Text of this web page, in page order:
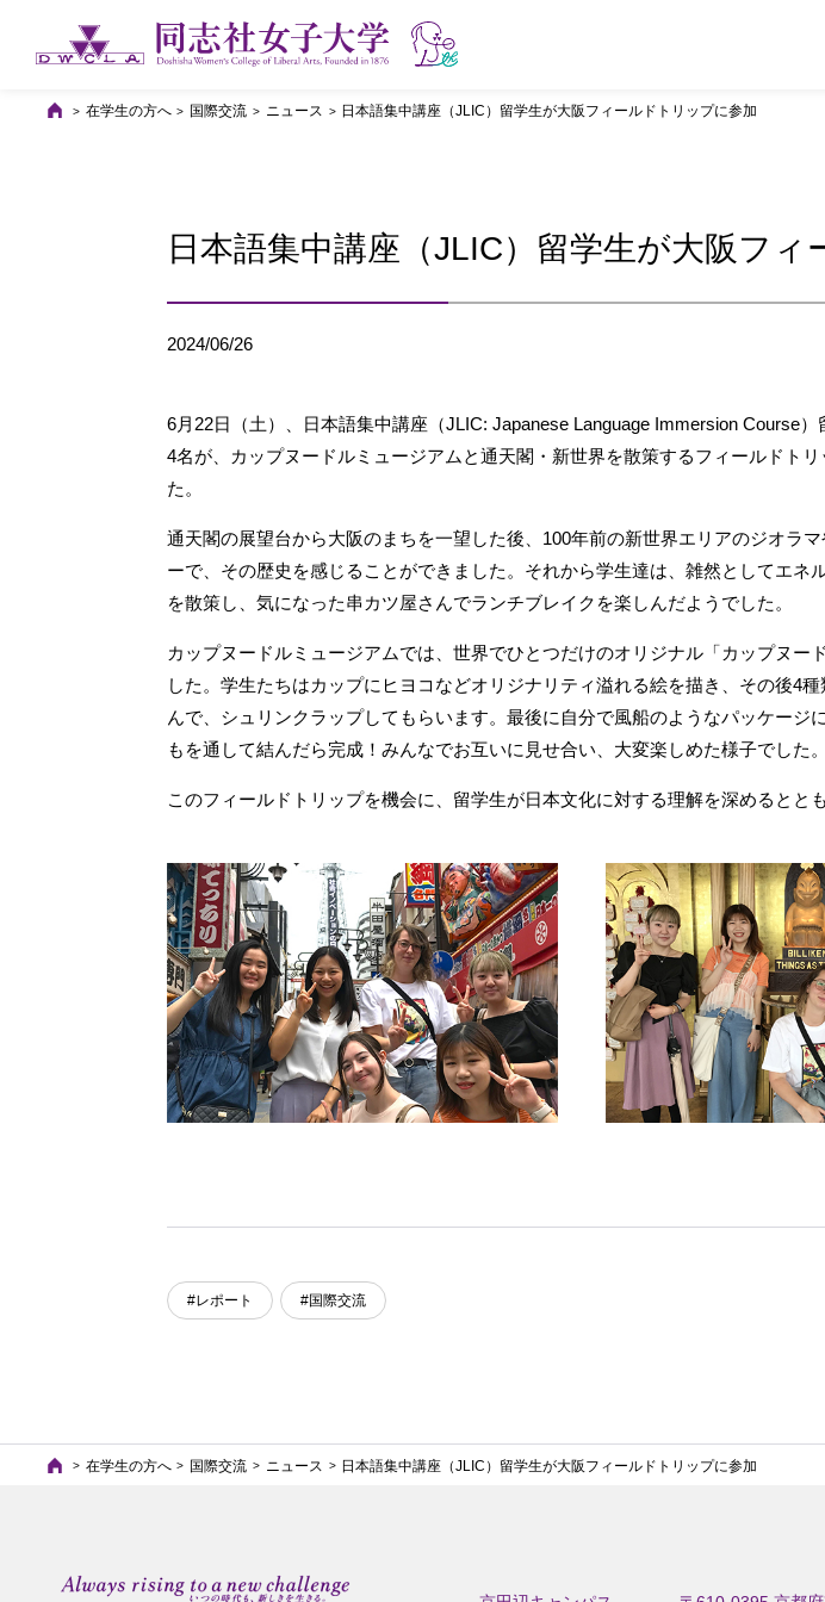
在学生の方へ 国際交流 ニュース 日本語集中講座（JLIC）留学生が大阪フィールドトリップに参加
日本語集中講座（JLIC）留学生が大阪フ
2024/06/26
6月22日（土）、日本語集中講座（JLIC: Japanese Language Immersion Course
4名が、カップヌードルミュージアムと通天閣・新世界を散策するフィールドトリ
た。
通天閣の展望台から大阪のまちを一望した後、100年前の新世界エリアのジオラ
ーで、その歴史を感じることができました。それから学生達は、雑然としてエネ
を散策し、気になった串カツ屋さんでランチブレイクを楽しんだようでした。
カップヌードルミュージアムでは、世界でひとつだけのオリジナル「カップヌー
した。学生たちはカップにヒヨコなどオリジナリティ溢れる絵を描き、その後4
んで、シュリンクラップしてもらいます。最後に自分で風船のようなパッケー
もを通して結んだら完成！みんなでお互いに見せ合い、大変楽しめた様子でした。
このフィールドトリップを機会に、留学生が日本文化に対する理解を深めるとと
#レポート #国際交流
在学生の方へ 国際交流 ニュース 日本語集中講座（JLIC）留学生が大阪フィールドトリップに参加